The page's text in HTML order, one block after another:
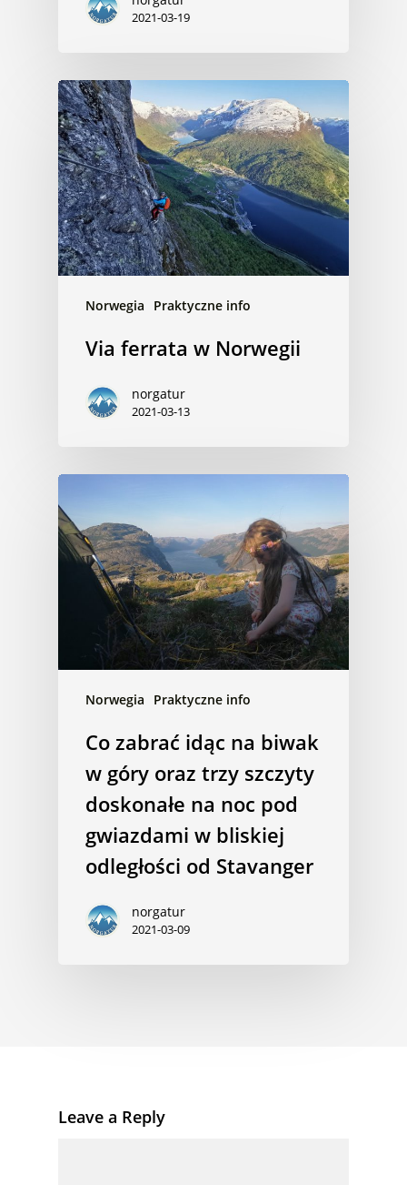
2021-03-19
Norwegia Praktyczne info
Via ferrata w Norwegii
norgatur
2021-03-13
Norwegia Praktyczne info
Co zabrać idąc na biwak
w góry oraz trzy szczyty
doskonałe na noc pod
gwiazdami w bliskiej
odległości od Stavanger
norgatur
2021-03-09
Leave a Reply